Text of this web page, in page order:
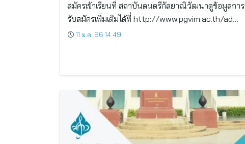
สมัครเข้าเรียนที่ สถาบันดนตรีกัลยาณิวัฒนาดูข้อมูลการ
รับสมัครเพิ่มเติมได้ที่ http://www.pgvim.ac.th/ad…
11 ม.ค. 66 14:49